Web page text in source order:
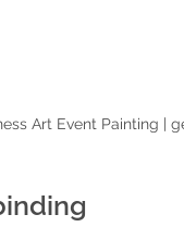
Art Event Painting |